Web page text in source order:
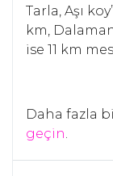
Tarla, Aşı
km,
ise 11 km
Daha fazla
geçin.